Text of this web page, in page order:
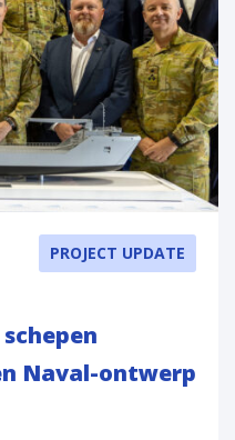
PROJECT UPDATE
Naval-ontwerp